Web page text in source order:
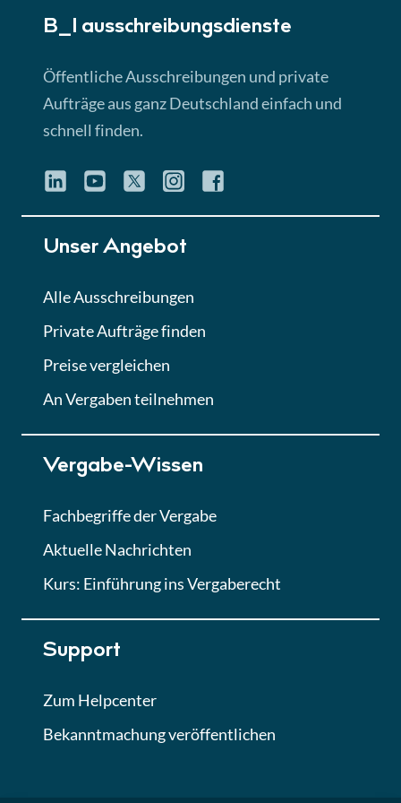
Lektion 3
► 4:31 Min
Quiz
Eignung im Vergabeverfahren
Lektion 6
Abgabe von Angeboten
Lektion
Lektion 7
Finales Quiz
B_I ausschreibungs­dienste
Öffentliche Ausschreibungen und private
Aufträge aus ganz Deutschland einfach und
schnell finden.
Unser Angebot
Alle Ausschreibungen
Private Aufträge finden
Preise vergleichen
An Vergaben teilnehmen
Vergabe-Wissen
Fachbegriffe der Vergabe
Aktuelle Nachrichten
Kurs: Einführung ins Vergaberecht
Support
Zum Helpcenter
Bekanntmachung veröffentlichen